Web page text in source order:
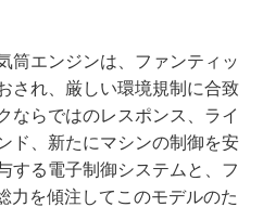
筒エンジンは、ファンティッ
され、厳しい環境規制に合致
ならではのレスポンス、ライ
ド、新たにマシンの制御を安
する電子制御システムと、フ
力を傾注してこのモデルのた